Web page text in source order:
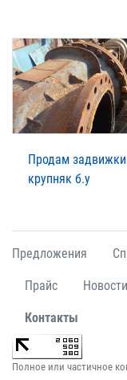
Продам задвижки
крупняк б.у
Предложения
Прайс Новости
Контакты
Полное или частичное